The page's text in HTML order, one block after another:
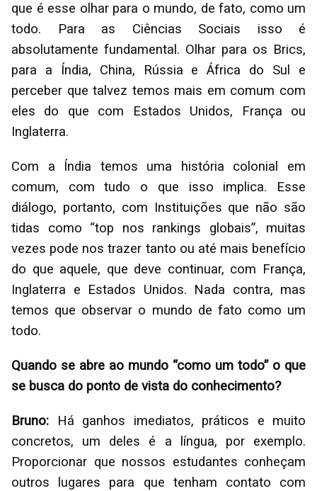
que é esse olhar para o mundo, de fato, como um
todo. Para as Ciências Sociais isso é
absolutamente fundamental. Olhar para os Brics,
para a Índia, China, Rússia e África do Sul e
perceber que talvez temos mais em comum com
eles do que com Estados Unidos, França ou
Inglaterra.
Com a Índia temos uma história colonial em
comum, com tudo o que isso implica. Esse
diálogo, portanto, com Instituições que não são
tidas como “top nos rankings globais”, muitas
vezes pode nos trazer tanto ou até mais benefício
do que aquele, que deve continuar, com França,
Inglaterra e Estados Unidos. Nada contra, mas
temos que observar o mundo de fato como um
todo.
Quando se abre ao mundo “como um todo” o que
se busca do ponto de vista do conhecimento?
Bruno: Há ganhos imediatos, práticos e muito
concretos, um deles é a língua, por exemplo.
Proporcionar que nossos estudantes conheçam
outros lugares para que tenham contato com